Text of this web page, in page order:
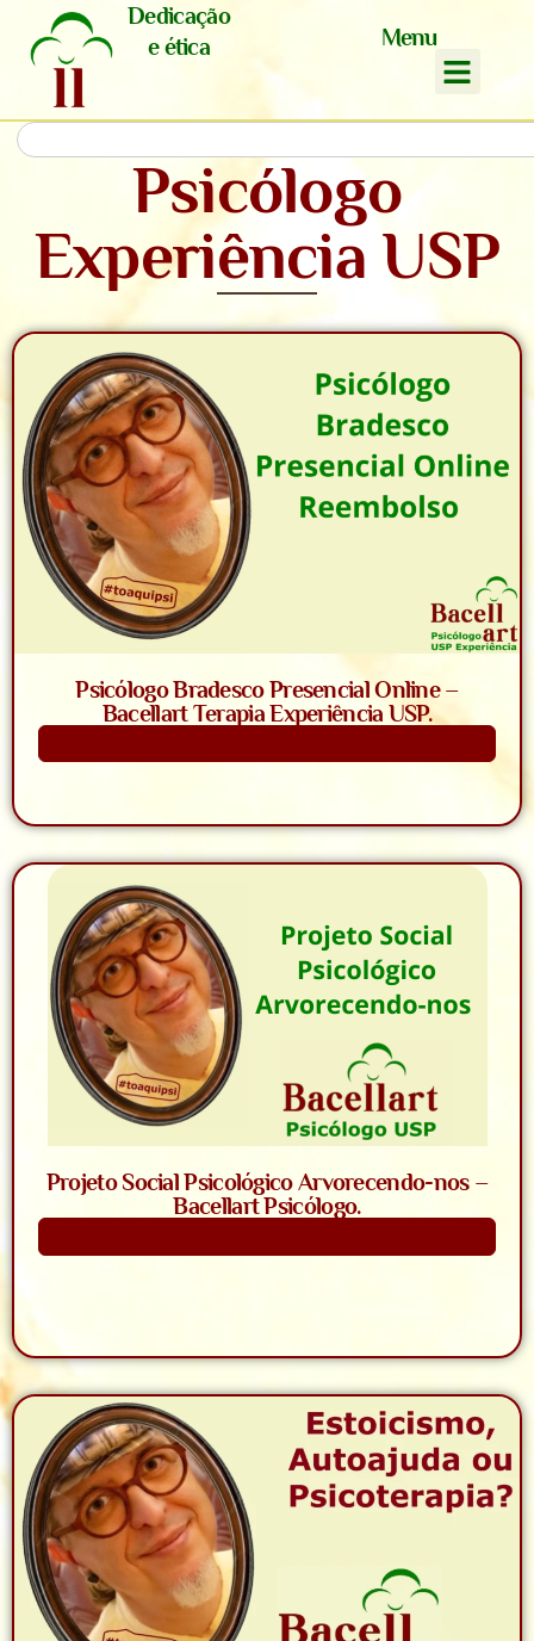
Dedicação
e ética
Menu
Psicólogo
Experiência USP
Psicólogo Bradesco Presencial Online –
Bacellart Terapia Experiência USP.
Projeto Social Psicológico Arvorecendo-nos –
Bacellart Psicólogo.